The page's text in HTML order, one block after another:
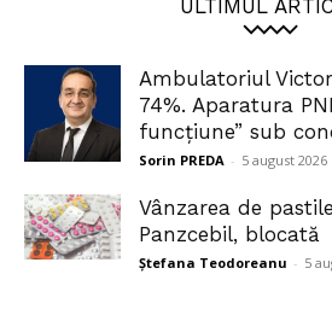
ULTIMUL
Ambulatoriul
74%. Aparatura
funcțiune” sub
Sorin PREDA - 5 august 2026
Vânzarea de
Panzcebil, blocată
Ștefana Teodoreanu - 5